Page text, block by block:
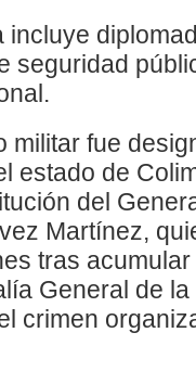
incluye
seguridad
militar fue
estado de
del
Martínez,
tras
General de
crimen